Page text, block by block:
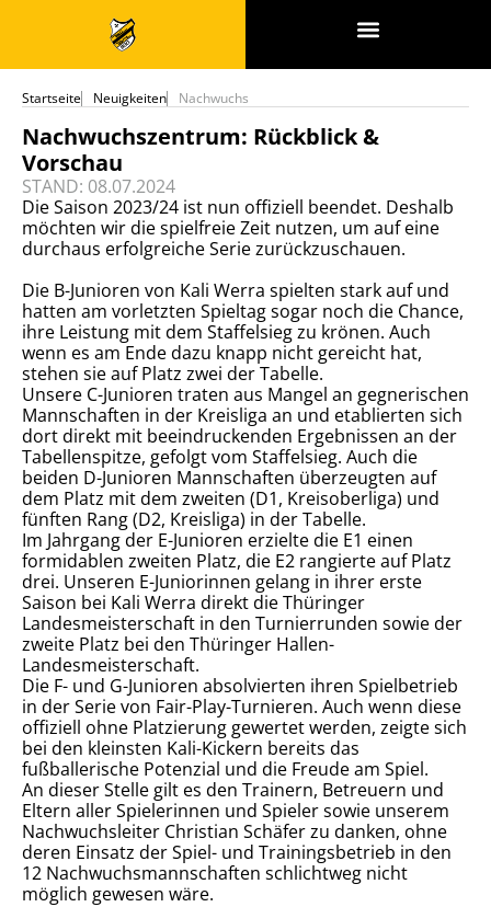
Startseite Neuigkeiten Nachwuchs
Nachwuchszentrum: Rückblick &
Vorschau
STAND: 08.07.2024
Die Saison 2023/24 ist nun offiziell beendet. Deshalb
möchten wir die spielfreie Zeit nutzen, um auf eine
durchaus erfolgreiche Serie zurückzuschauen.
Die B-Junioren von Kali Werra spielten stark auf und
hatten am vorletzten Spieltag sogar noch die Chance,
ihre Leistung mit dem Staffelsieg zu krönen. Auch
wenn es am Ende dazu knapp nicht gereicht hat,
stehen sie auf Platz zwei der Tabelle.
Unsere C-Junioren traten aus Mangel an gegnerischen
Mannschaften in der Kreisliga an und etablierten sich
dort direkt mit beeindruckenden Ergebnissen an der
Tabellenspitze, gefolgt vom Staffelsieg. Auch die
beiden D-Junioren Mannschaften überzeugten auf
dem Platz mit dem zweiten (D1, Kreisoberliga) und
fünften Rang (D2, Kreisliga) in der Tabelle.
Im Jahrgang der E-Junioren erzielte die E1 einen
formidablen zweiten Platz, die E2 rangierte auf Platz
drei. Unseren E-Juniorinnen gelang in ihrer erste
Saison bei Kali Werra direkt die Thüringer
Landesmeisterschaft in den Turnierrunden sowie der
zweite Platz bei den Thüringer Hallen-
Landesmeisterschaft.
Die F- und G-Junioren absolvierten ihren Spielbetrieb
in der Serie von Fair-Play-Turnieren. Auch wenn diese
offiziell ohne Platzierung gewertet werden, zeigte sich
bei den kleinsten Kali-Kickern bereits das
fußballerische Potenzial und die Freude am Spiel.
An dieser Stelle gilt es den Trainern, Betreuern und
Eltern aller Spielerinnen und Spieler sowie unserem
Nachwuchsleiter Christian Schäfer zu danken, ohne
deren Einsatz der Spiel- und Trainingsbetrieb in den
12 Nachwuchsmannschaften schlichtweg nicht
möglich gewesen wäre.